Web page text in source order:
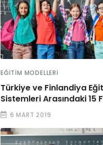
EĞITIM MODELLERI
Türkiye ve Finlandiya
Sistemleri Arasındaki 15
6 MART 2019